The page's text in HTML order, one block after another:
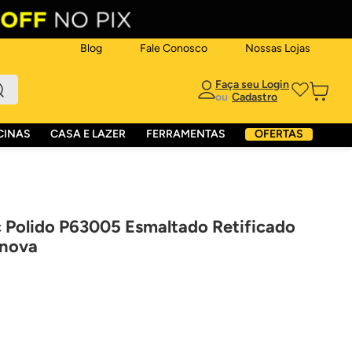
Blog Fale Conosco Nossas Lojas
ou
CASA E LAZER FERRAMENTAS OFERTAS
Polido P63005 Esmaltado Retificado